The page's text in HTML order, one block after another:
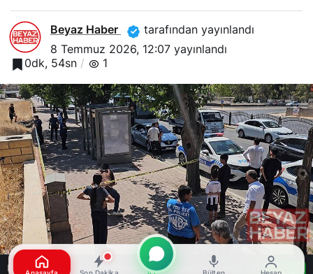
Beyaz Haber
tarafından yayınlandı
8 Temmuz 2026, 12:07 yayınlandı
0dk, 54sn
1
Bu web sitesinde en iyi deneyimi yaşamanızı sağlamak için